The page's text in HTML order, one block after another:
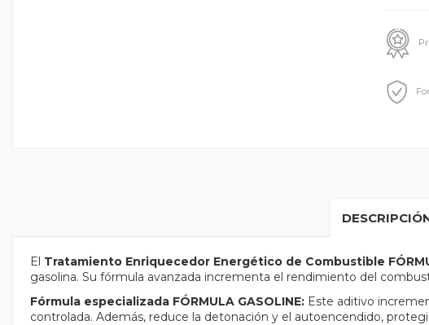
El Tratamiento Enriquecedor Energético de Combustible
gasolina. Su fórmula avanzada incrementa el rendimiento del
Fórmula especializada FÓRMULA GASOLINE: Este aditivo
controlada. Además, reduce la detonación y el autoencendido,